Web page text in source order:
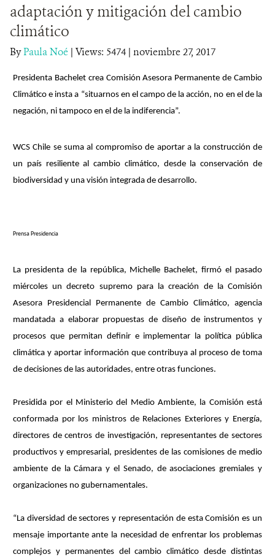
DONA
adaptación y mitigación del cambio
climático
ByPaula Noé | Views: 5474 | noviembre 27, 2017
Presidenta Bachelet crea Comisión Asesora Permanente de Cambio
Climático e insta a “situarnos en el campo de la acción, no en el de la
negación, ni tampoco en el de la indiferencia”.
WCS Chile se suma al compromiso de aportar a la construcción de
un país resiliente al cambio climático, desde la conservación de
biodiversidad y una visión integrada de desarrollo.
Prensa Presidencia
La presidenta de la república, Michelle Bachelet, firmó el pasado
miércoles un decreto supremo para la creación de la Comisión
Asesora Presidencial Permanente de Cambio Climático, agencia
mandatada a elaborar propuestas de diseño de instrumentos y
procesos que permitan definir e implementar la política pública
climática y aportar información que contribuya al proceso de toma
de decisiones de las autoridades, entre otras funciones.
Presidida por el Ministerio del Medio Ambiente, la Comisión está
conformada por los ministros de Relaciones Exteriores y Energía,
directores de centros de investigación, representantes de sectores
productivos y empresarial, presidentes de las comisiones de medio
ambiente de la Cámara y el Senado, de asociaciones gremiales y
organizaciones no gubernamentales.
“La diversidad de sectores y representación de esta Comisión es un
mensaje importante ante la necesidad de enfrentar los problemas
complejos y permanentes del cambio climático desde distintas